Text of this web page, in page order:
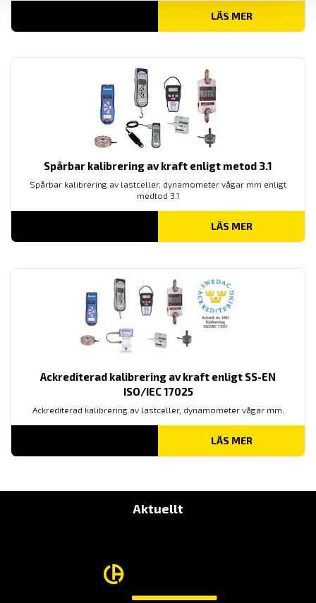
LÄS MER
Spårbar kalibrering av kraft enligt metod 3.1
Spårbar kalibrering av lastceller, dynamometer vågar mm enligt
medtod 3.1
LÄS MER
Ackrediterad kalibrering av kraft enligt SS-EN
ISO/IEC 17025
Ackrediterad kalibrering av lastceller, dynamometer vågar mm.
LÄS MER
Aktuellt